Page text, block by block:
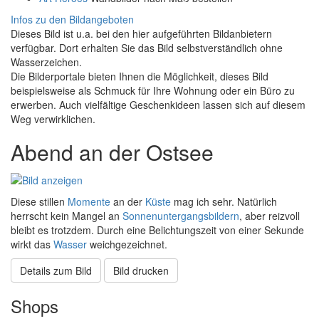
Infos zu den Bildangeboten
Dieses Bild ist u.a. bei den hier aufgeführten Bildanbietern
verfügbar. Dort erhalten Sie das Bild selbstverständlich ohne
Wasserzeichen.
Die Bilderportale bieten Ihnen die Möglichkeit, dieses Bild
beispielsweise als Schmuck für Ihre Wohnung oder ein Büro zu
erwerben. Auch vielfältige Geschenkideen lassen sich auf diesem
Weg verwirklichen.
Abend an der Ostsee
Diese stillen Momente an der Küste mag ich sehr. Natürlich
herrscht kein Mangel an Sonnenuntergangsbildern, aber reizvoll
bleibt es trotzdem. Durch eine Belichtungszeit von einer Sekunde
wirkt das Wasser weichgezeichnet.
Details zum Bild
Bild drucken
Shops